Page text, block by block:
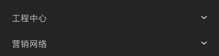
工程中心
营销网络